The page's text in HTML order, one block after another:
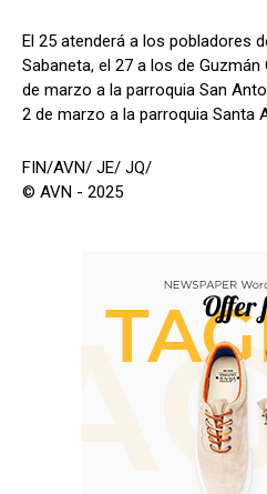
El 25 atenderá a los pobladores
Sabaneta, el 27 a los de
de marzo a la parroquia San
2 de marzo a la parroquia Santa
FIN/AVN/ JE/ JQ/
© AVN - 2025